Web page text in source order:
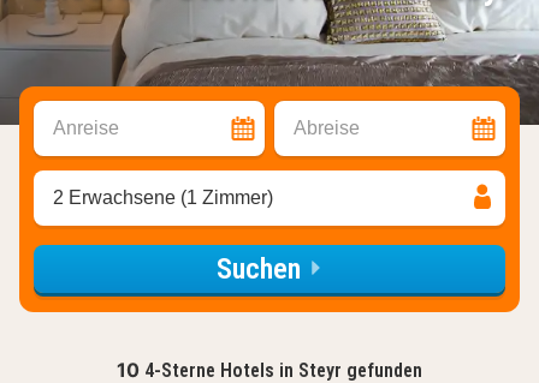
Anreise Abreise
2 Erwachsene (1 Zimmer)
Suchen
10 4-Sterne Hotels in Steyr gefunden